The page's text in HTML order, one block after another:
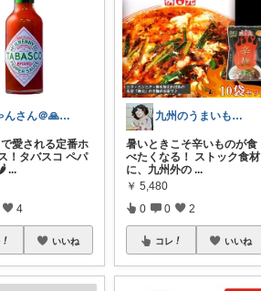
ちゃんさん＠🙏kansya👶1👶0
愛される定番ホ
！タバスコ ペパ
...
4
いいね
九州のうまいもの∕アラフォー2児の母
暑いときこそ辛いものが食
べたくなる！ ストック食材
に、九州外の ...
￥ 5,480
0 0 2
コレ いいね